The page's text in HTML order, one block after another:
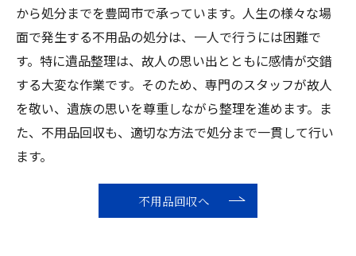
から処分までを豊岡市で承っています。人生の様々な場
面で発生する不用品の処分は、一人で行うには困難で
す。特に遺品整理は、故人の思い出とともに感情が交錯
する大変な作業です。そのため、専門のスタッフが故人
を敬い、遺族の思いを尊重しながら整理を進めます。ま
た、不用品回収も、適切な方法で処分まで一貫して行い
ます。
不用品回収へ